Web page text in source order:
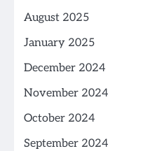
August 2025
January 2025
December 2024
November 2024
October 2024
September 2024